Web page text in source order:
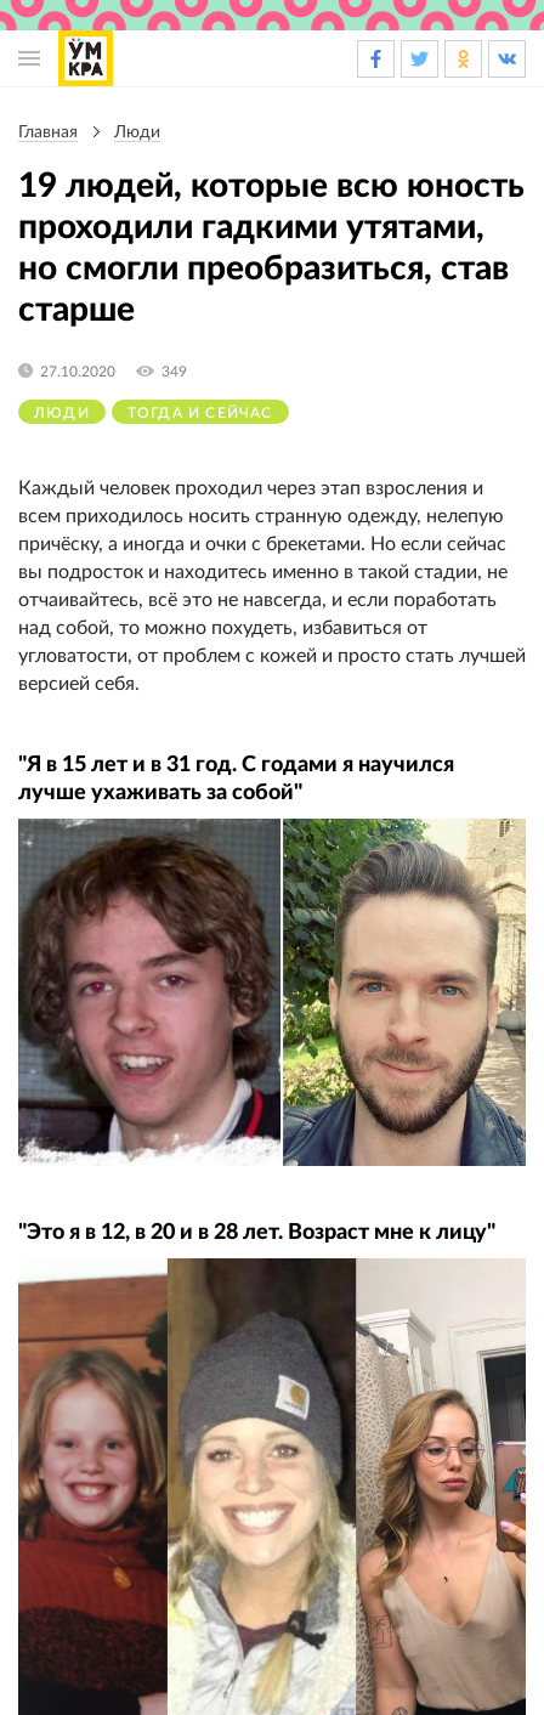
навигации
Главная Люди
19 людей, которые всю юность
проходили гадкими утятами,
но смогли преобразиться, став
старше
ЛЮДИ ТОГДА И СЕЙЧАС
27.10.2020 349
Каждый человек проходил через этап взросления и
всем приходилось носить странную одежду, нелепую
причёску, а иногда и очки с брекетами. Но если сейчас
вы подросток и находитесь именно в такой стадии, не
отчаивайтесь, всё это не навсегда, и если поработать
над собой, то можно похудеть, избавиться от
угловатости, от проблем с кожей и просто стать лучшей
версией себя.
"Я в 15 лет и в 31 год. С годами я научился
лучше ухаживать за собой"
"Это я в 12, в 20 и в 28 лет. Возраст мне к лицу"